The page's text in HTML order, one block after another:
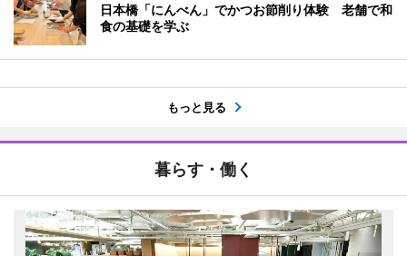
日本橋「にんべん」でかつお節削り体験 老舗で和
食の基礎を学ぶ
もっと見る
暮らす・働く